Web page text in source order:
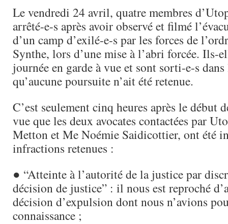
Le vendredi 24 avril, quatre membres
arrêté-e-s après avoir observé et filmé
d’un camp d’exilé-e-s par les forces de
Synthe, lors d’une mise à l’abri forcée. Ils-
journée en garde à vue et sont sorti-e-s dans
qu’aucune poursuite n’ait été retenue.
C’est seulement cinq heures après le début
vue que les deux avocates contactées par
Metton et Me Noémie Saidicottier, ont été
infractions retenues :
● “Atteinte à l’autorité de la justice par
décision de justice” : il nous est reproché
décision d’expulsion dont nous n’avions
connaissance ;